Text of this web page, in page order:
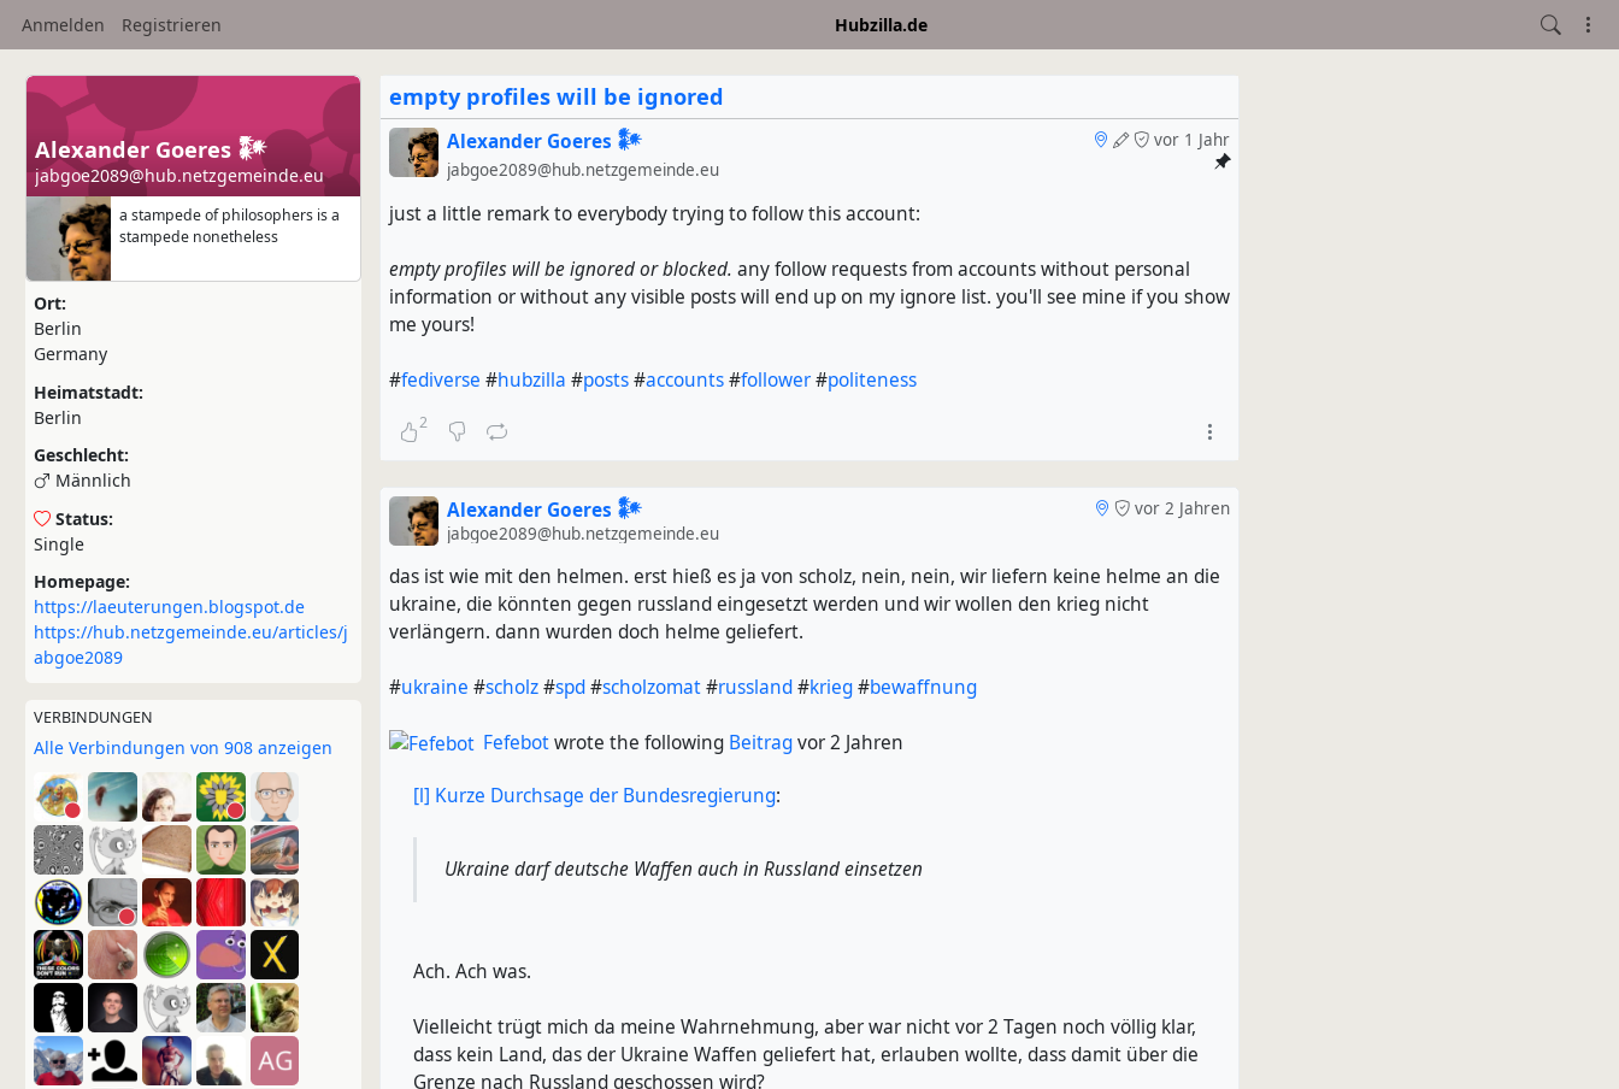
Anmelden Registrieren Hubzilla.de
Alexander Goeres 𒀯
jabgoe2089@hub.netzgemeinde.eu
a stampede of philosophers is a
stampede nonetheless
Ort:
Berlin
Germany
Heimatstadt:
Berlin
Geschlecht:
Männlich
Status:
Single
Homepage:
https://laeuterungen.blogspot.de
https://hub.netzgemeinde.eu/articles/j
abgoe2089
VERBINDUNGEN
Alle Verbindungen von 908 anzeigen
empty profiles will be ignored
vor 1 Jahr
Alexander Goeres 𒀯
jabgoe2089@hub.netzgemeinde.eu
just a little remark to everybody trying to follow this account:
empty profiles will be ignored or blocked. any follow requests from accounts without personal
information or without any visible posts will end up on my ignore list. you'll see mine if you show
me yours!
#fediverse #hubzilla #posts#accounts#follower#politeness
2
vor 2 Jahren
Alexander Goeres 𒀯
jabgoe2089@hub.netzgemeinde.eu
das ist wie mit den helmen. erst hieß es ja von scholz, nein, nein, wir liefern keine helme an die
ukraine, die könnten gegen russland eingesetzt werden und wir wollen den krieg nicht
verlängern. dann wurden doch helme geliefert.
#ukraine #scholz#spd#scholzomat#russland#krieg#bewaffnung
Fefebotwrote the following Beitragvor 2 Jahren
[l] Kurze Durchsage der Bundesregierung:
Ukraine darf deutsche Waffen auch in Russland einsetzen
Ach. Ach was.
Vielleicht trügt mich da meine Wahrnehmung, aber war nicht vor 2 Tagen noch völlig klar,
dass kein Land, das der Ukraine Waffen geliefert hat, erlauben wollte, dass damit über die
Grenze nach Russland geschossen wird?